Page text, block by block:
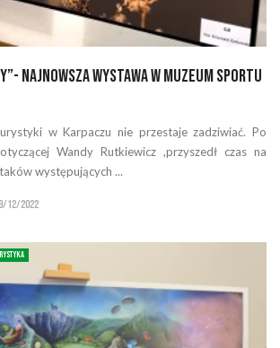
najnowsza wystawa w Muzeum Sportu
w Karpaczu nie przestaje zadziwiać. Po
Wandy Rutkiewicz ,przyszedł czas na
występujących ...
12/2022